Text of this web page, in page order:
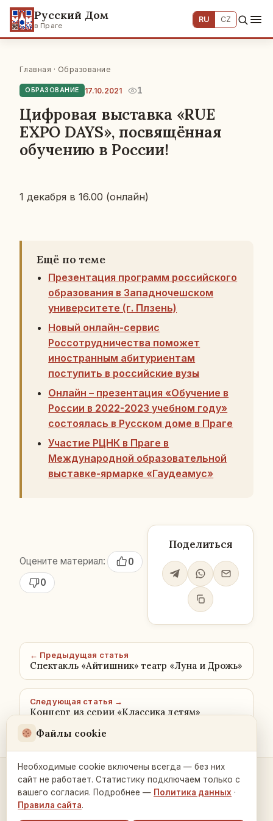
Русский Дом
в Праге
RU CZ
Главная · Образование
ОБРАЗОВАНИЕ 17.10.2021 1
Цифровая выставка «RUE
EXPO DAYS», посвящённая
обучению в России!
1 де­каб­ря в 16.00 (онлайн)
Ещё по теме
Презентация программ российского
образования в Западночешском
университете (г. Плзень)
Новый онлайн-сервис
Россотрудничества поможет
иностранным абитуриентам
поступить в российские вузы
Онлайн – презентация «Обучение в
России в 2022-2023 учебном году»
состоялась в Русском доме в Праге
Участие РЦНК в Праге в
Международной образовательной
выставке-ярмарке «Гаудеамус»
Оцените материал:
0
0
Поделиться
← Предыдущая статья
Спектакль «Айтишник» театр «Луна и Дрожь»
Следующая статья →
Концерт из серии «Классика детям»
Контакты и связь →
Файлы cookie
Необходимые cookie включены всегда — без них
сайт не работает. Статистику подключаем только с
вашего согласия. Подробнее — Политика данных ·
Правила сайта.